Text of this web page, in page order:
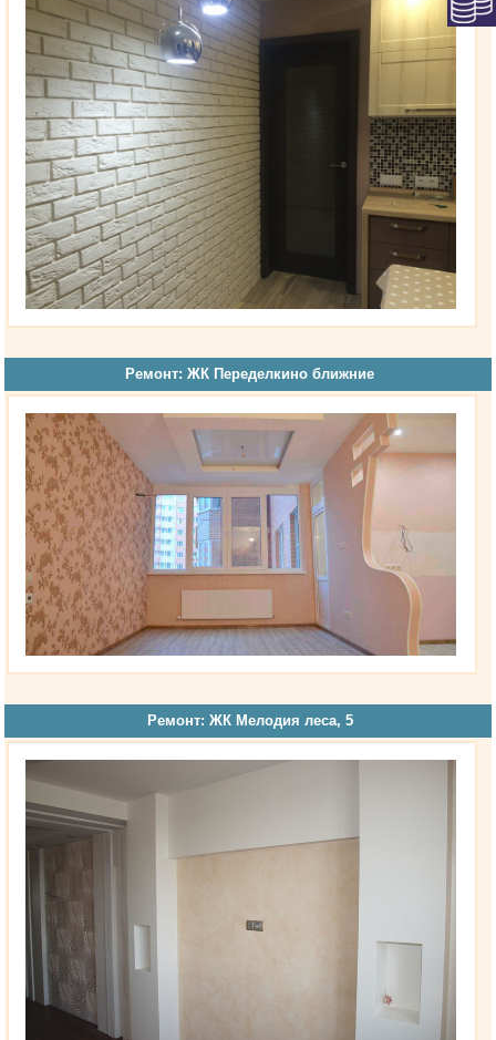
Ремонт: ЖК Переделкино ближние
Ремонт: ЖК Мелодия леса, 5